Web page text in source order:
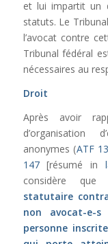
et lui impartit un
statuts. Le
l’avocat contre
Tribunal fédéral
nécessaires au
Droit
Après avoir
d’organisation
anonymes (ATF
147[résumé in
considère que
statutaire
non avocat-
personne